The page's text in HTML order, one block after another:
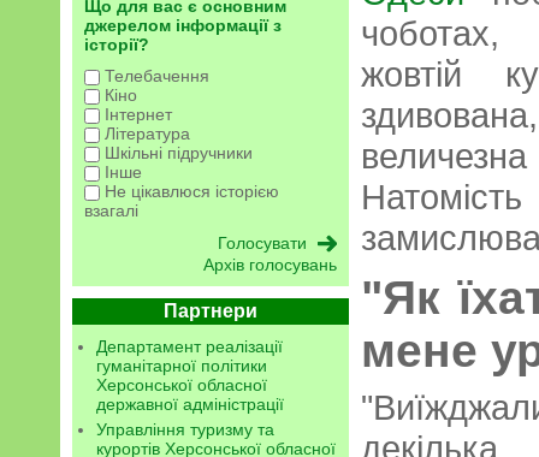
Що для вас є основним
джерелом інформації з
історії?
Телебачення
Кіно
Інтернет
Література
Шкільні підручники
Інше
Не цікавлюся історією
взагалі
Архів голосувань
Партнери
Департамент реалізації
гуманітарної політики
Херсонської обласної
державної адміністрації
Управління туризму та
курортів Херсонської обласної
жовтій
"Як
мене